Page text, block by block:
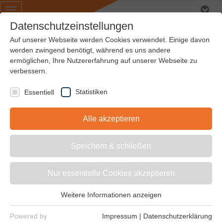
Keilriemen - 60°
Winkel
Weitwinkelriemen
Datenschutzeinstellungen
Auf unserer Webseite werden Cookies verwendet. Einige davon
werden zwingend benötigt, während es uns andere
ermöglichen, Ihre Nutzererfahrung auf unserer Webseite zu
verbessern.
Essentiell Statistiken
Alle akzeptieren
Speichern & schließen
Nur essentielle Cookies akzeptieren
Essentielle Cookies werden für grundlegende Funktionen der
Weitere Informationen anzeigen
Powered by
Impressum | Datenschutzerklärung
Toggle
navigation